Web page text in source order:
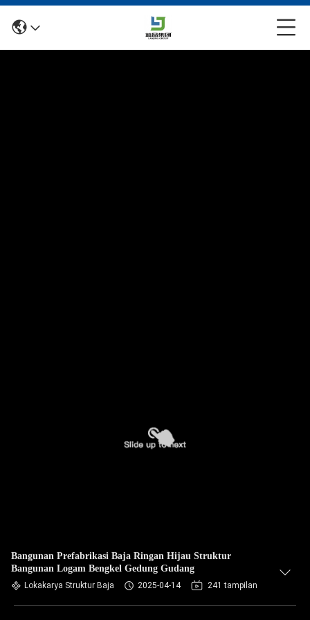
Bangunan Prefabrikasi Baja Ringan Hijau Struktur
Bangunan Logam Bengkel Gedung Gudang
Lokakarya Struktur Baja 2025-04-14 241 tampilan